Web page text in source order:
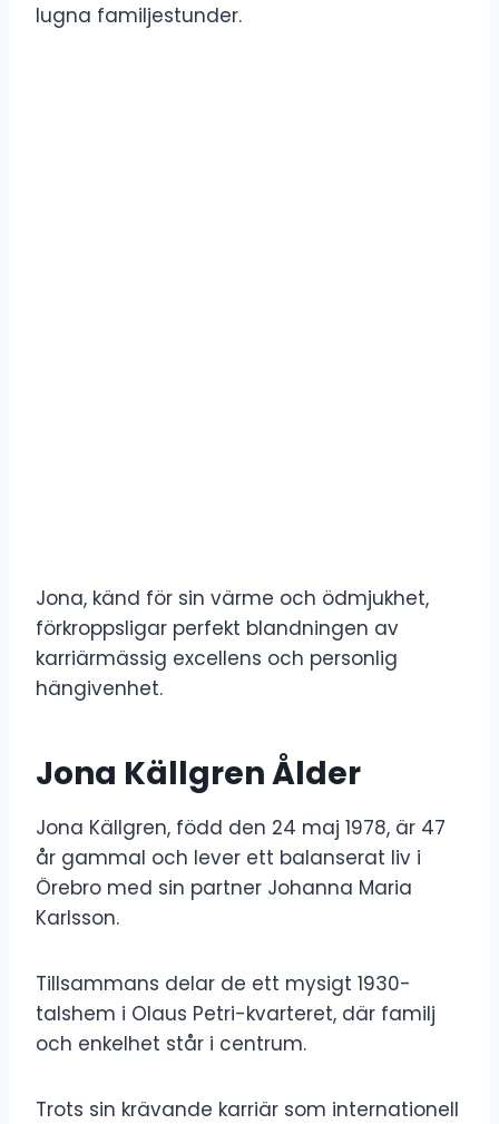
lugna familjestunder.
Jona, känd för sin värme och ödmjukhet,
förkroppsligar perfekt blandningen av
karriärmässig excellens och personlig
hängivenhet.
Jona Källgren Ålder
Jona Källgren, född den 24 maj 1978, är 47
år gammal och lever ett balanserat liv i
Örebro med sin partner Johanna Maria
Karlsson.
Tillsammans delar de ett mysigt 1930-
talshem i Olaus Petri-kvarteret, där familj
och enkelhet står i centrum.
Trots sin krävande karriär som internationell